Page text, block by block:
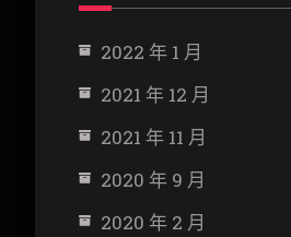
2022 年 1 月
2021 年 12 月
2021 年 11 月
2020 年 9 月
2020 年 2 月